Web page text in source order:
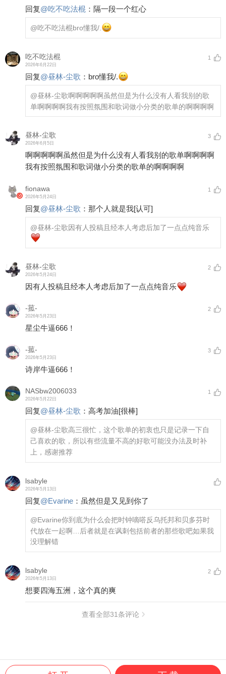
回复@吃不吃法棍 ： 隔一段一个红心
@吃不吃法棍bro懂我/.
吃不吃法棍
2026年6月22日
1
回复@昼林-尘歌 ： bro懂我/.
@昼林-尘歌啊啊啊啊啊虽然但是为什么没有人看我别的歌
单啊啊啊啊我有按照氛围和歌词做小分类的歌单的啊啊啊啊
昼林-尘歌
2026年6月5日
3
啊啊啊啊啊虽然但是为什么没有人看我别的歌单啊啊啊啊
我有按照氛围和歌词做小分类的歌单的啊啊啊啊
fionawa
2026年5月24日
1
回复@昼林-尘歌 ： 那个人就是我[认可]
@昼林-尘歌因有人投稿且经本人考虑后加了一点点纯音乐
昼林-尘歌
2026年5月24日
2
因有人投稿且经本人考虑后加了一点点纯音乐
-菰-
2026年5月23日
2
星尘牛逼666！
-菰-
2026年5月23日
3
诗岸牛逼666！
NASbw2006033
2026年5月22日
1
回复@昼林-尘歌 ： 高考加油[很棒]
@昼林-尘歌高三很忙，这个歌单的初衷也只是记录一下自
己喜欢的歌，所以有些流量不高的好歌可能没办法及时补
上，感谢推荐
lsabyle
2026年5月13日
回复@Evarine ： 虽然但是又见到你了
@Evarine你到底为什么会把时钟嘀嗒反乌托邦和贝多芬时
代放在一起啊…后者就是在讽刺包括前者的那些歌吧如果我
没理解错
lsabyle
2026年5月13日
2
想要四海五洲，这个真的爽
查看全部31条评论